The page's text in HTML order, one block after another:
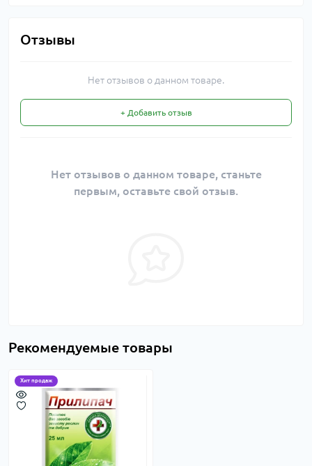
Отзывы
Нет отзывов о данном товаре.
+ Добавить отзыв
Нет отзывов о данном товаре, станьте
первым, оставьте свой отзыв.
Рекомендуемые товары
Хит продаж